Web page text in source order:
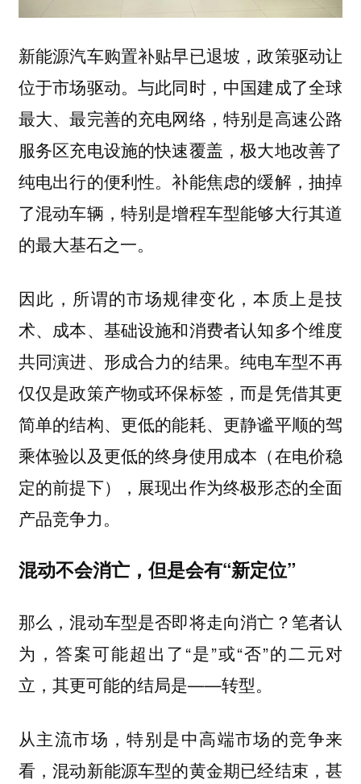
新能源汽车购置补贴早已退坡，政策驱动让
位于市场驱动。与此同时，中国建成了全球
最大、最完善的充电网络，特别是高速公路
服务区充电设施的快速覆盖，极大地改善了
纯电出行的便利性。补能焦虑的缓解，抽掉
了混动车辆，特别是增程车型能够大行其道
的最大基石之一。
因此，所谓的市场规律变化，本质上是技
术、成本、基础设施和消费者认知多个维度
共同演进、形成合力的结果。纯电车型不再
仅仅是政策产物或环保标签，而是凭借其更
简单的结构、更低的能耗、更静谧平顺的驾
乘体验以及更低的终身使用成本（在电价稳
定的前提下），展现出作为终极形态的全面
产品竞争力。
混动不会消亡，但是会有“新定位”
那么，混动车型是否即将走向消亡？笔者认
为，答案可能超出了“是”或“否”的二元对
立，其更可能的结局是——转型。
从主流市场，特别是中高端市场的竞争来
看，混动新能源车型的黄金期已经结束，甚